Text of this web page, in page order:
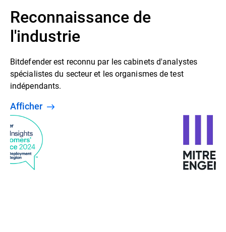
Reconnaissance de
l'industrie
Bitdefender est reconnu par les cabinets d'analystes
spécialistes du secteur et les organismes de test
indépendants.
Afficher